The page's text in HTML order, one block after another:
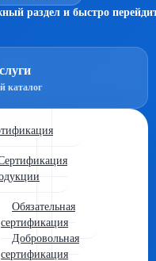
раздел и быстро
каталог
Обязательная
сертификация
Добровольная
сертификация